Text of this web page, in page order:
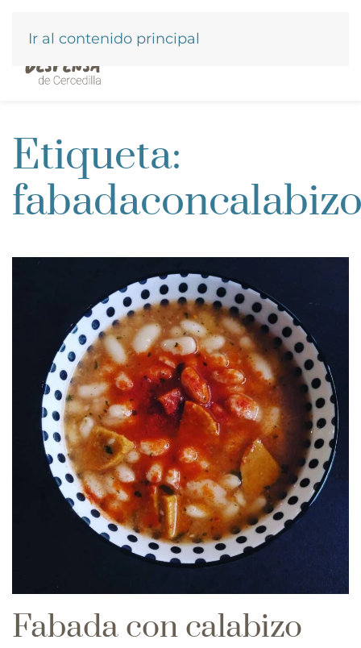
Ir al contenido principal
Etiqueta:
Fabada con calabizo